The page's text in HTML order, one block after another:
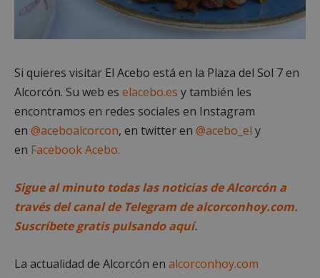
Si quieres visitar El Acebo está en la Plaza del Sol 7 en
Alcorcón. Su web es elacebo.es y también les
encontramos en redes sociales en Instagram
en @aceboalcorcon, en twitter en @acebo_el y
en Facebook Acebo.
Sigue al minuto todas las noticias de Alcorcón a
través del canal de Telegram de alcorconhoy.com.
Suscríbete gratis pulsando aquí.
La actualidad de Alcorcón en alcorconhoy.com
AWSALBCORS
Amazon.com
Privacy Policy